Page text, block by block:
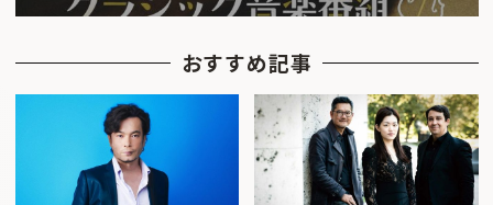
おすすめ記事